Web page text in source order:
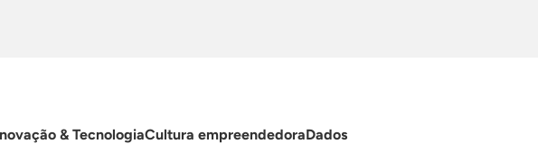
& TecnologiaCultura empreendedoraDados